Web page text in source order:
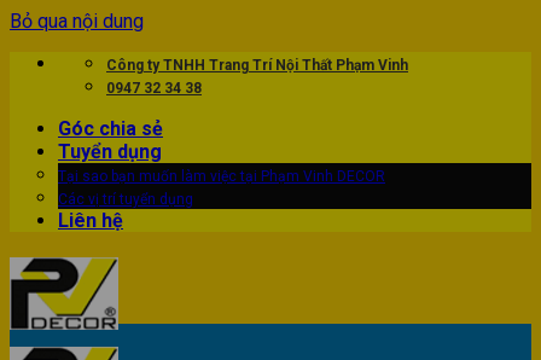
Bỏ qua nội dung
Công ty TNHH Trang Trí Nội Thất Phạm Vinh
0947 32 34 38
Góc chia sẻ
Tuyển dụng
Tại sao bạn muốn làm việc tại Phạm Vinh DECOR
Các vị trí tuyển dụng
Liên hệ